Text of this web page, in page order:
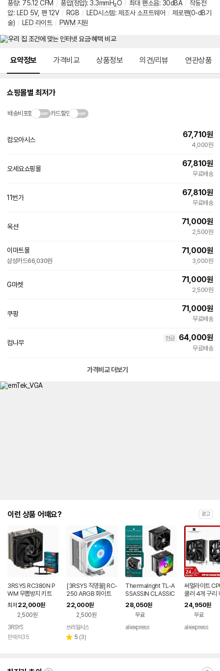
풍량: 75.12 CFM / 풍압(정압): 3.3mmH₂O / 최대 팬소음: 30dBA / 작동전
압: LED 5V, 팬 12V / RGB / LED시스템: 제조사 소프트웨어 / 제로팬(0-dB기
술) / LED 라이트 / PWM 지원
요약정보 가격비교 상품정보 의견/리뷰 연관상품
쇼핑몰별 최저가
배송비포함 카드할인
컴오아시스
67,710원
4,000원
오세요쇼핑몰
67,810원
무료배송
11번가
67,810원
무료배송
옥션
71,000원
2,500원
이마트몰
삼성카드66,030원
71,000원
3,000원
G마켓
71,000원
2,500원
쿠팡
71,000원
무료배송
컴나무
현금 64,000원
무료배송
가격비교 더보기
이런 상품 어때요? 광고
3RSYS RC380N P
WM 무뽑방지 키트
최저 22,000원
2,500원
3RSYS
판매처35
[3RSYS 직영몰] RC-
250 ARGB 화이트
22,000원
2,500원
쓰리알시스
별 5 리
(3)
Thermalright TL-A
SSASSIN CLASSIC
-4/5/6 타워 CPU 공
랭 쿨러 AGHP GEN
5.0 히트파이프 기술
메모리 공간 절약형 디
자인 LGA1851 AM5
28,050원
무료
aliexpress
써멀라이트
쿨러 4개 구리
이프 데스크탑
이터 255W
GA1700 /
M 타워 쿨링
m,AX120 R
24,950원
무료
aliexpress